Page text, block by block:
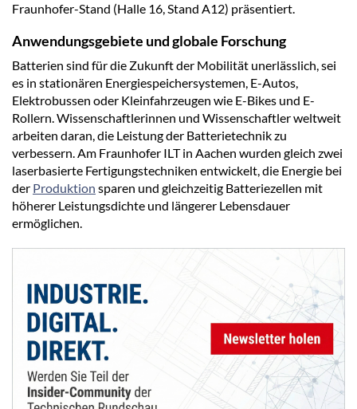
Fraunhofer-Stand (Halle 16, Stand A12) präsentiert.
Anwendungsgebiete und globale Forschung
Batterien sind für die Zukunft der Mobilität unerlässlich, sei
es in stationären Energiespeichersystemen, E-Autos,
Elektrobussen oder Kleinfahrzeugen wie E-Bikes und E-
Rollern. Wissenschaftlerinnen und Wissenschaftler weltweit
arbeiten daran, die Leistung der Batterietechnik zu
verbessern. Am Fraunhofer ILT in Aachen wurden gleich zwei
laserbasierte Fertigungstechniken entwickelt, die Energie bei
der Produktion sparen und gleichzeitig Batteriezellen mit
höherer Leistungsdichte und längerer Lebensdauer
ermöglichen.